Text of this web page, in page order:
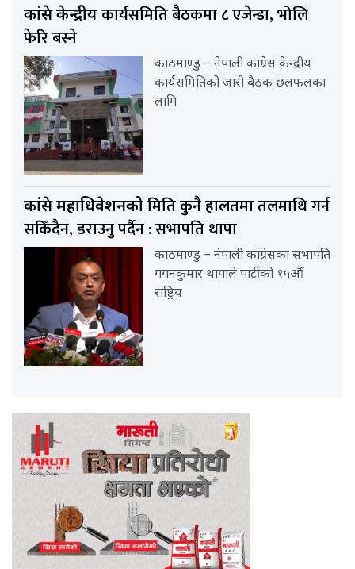
कांग्रेस केन्द्रीयकार्यसमिति बैठकमा ८ एजेन्डा, भोलि
फेरि बस्ने
काठमाण्डु – नेपाली कांग्रेस केन्द्रीय
कार्यसमितिको जारी बैठक छलफलका
लागि
कांग्रेस महाधिवेशनकोमिति कुनै हालतमा तलमाथि गर्न
सकिँदैन, डराउनु पर्दैन : सभापति थापा
काठमाण्डु – नेपाली कांग्रेसका सभापति
गगनकुमार थापाले पार्टीको १५औँ
राष्ट्रिय